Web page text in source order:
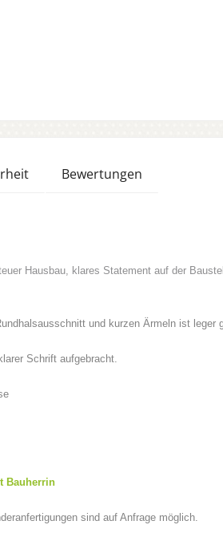
Bewertungen
Hausbau, klares Statement auf der
und kurzen Ärmeln ist
Schrift aufgebracht.
Bauherrin
sind auf Anfrage möglich.